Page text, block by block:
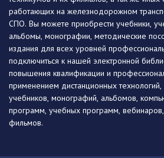
работающих на железнодорожном
СПО. Вы можете приобрести учебники,
альбомы, монографии, методические
издания для всех уровней
подключиться к нашей электронной
повышения квалификации и
применением дистанционных технологий,
учебников, монографий, альбомов,
программ, учебных программ,
фильмов.